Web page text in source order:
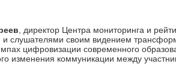
, директор Центра мониторинга и
и слушателями своим видением
цифровизации современного
изменения коммуникации между